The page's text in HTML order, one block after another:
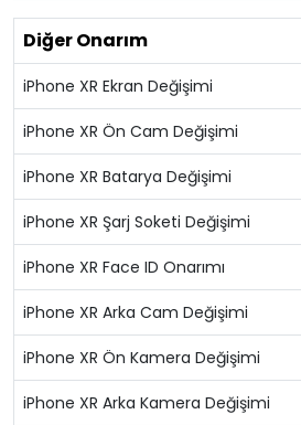
Diğer Onarım
iPhone XR Ekran Değişimi
iPhone XR Ön Cam Değişimi
iPhone XR Batarya Değişimi
iPhone XR Şarj Soketi Değişimi
iPhone XR Face ID Onarımı
iPhone XR Arka Cam Değişimi
iPhone XR Ön Kamera Değişimi
iPhone XR Arka Kamera Değişimi